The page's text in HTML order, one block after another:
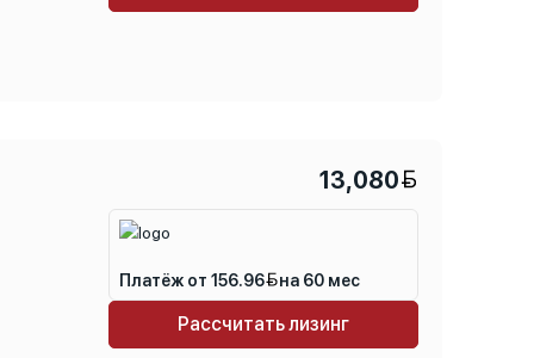
13,080
Платёж от 156.96 на 60 мес
Рассчитать лизинг